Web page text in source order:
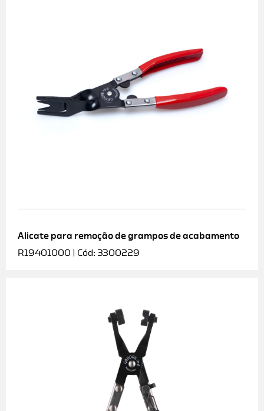
Alicate para remoção de grampos de acabamento
R19401000 | Cód: 3300229